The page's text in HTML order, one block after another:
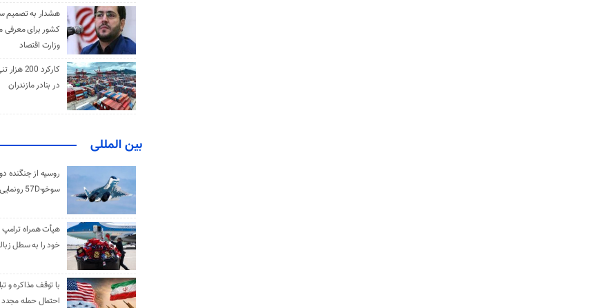
هشدار به تصمیم
کشور برای معرفی
وزارت اقتصاد
کارکرد
در بنادر مازندران
بین المللی
روسیه از جنگنده
سوخو-57D رونمایی کرد
هیأت همراه ترامپ
خود را به سطل
با توقف مذاکره و
احتمال حمله